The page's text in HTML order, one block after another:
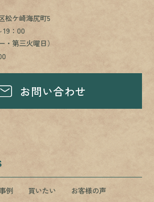
松ケ崎海尻町5
19：00
第三火曜日）
お問い合わせ
例 買いたい
お客様の声